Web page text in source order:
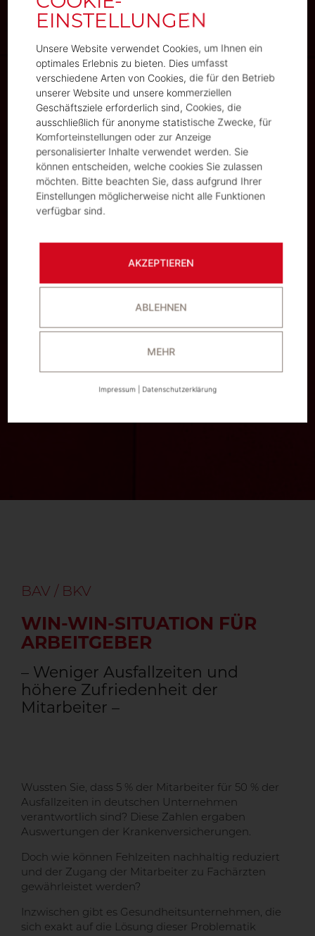
BAV / BKV
WIN-WIN-SITUATION FÜR
ARBEITGEBER
– Weniger Ausfallzeiten und
höhere Zufriedenheit der
Mitarbeiter –
Wussten Sie, dass 5 % der Mitarbeiter für 50 % der
Ausfallzeiten in deutschen Unternehmen
verantwortlich sind? Diese Zahlen ergaben
Auswertungen der Krankenversicherungen.
Doch wie können Fehlzeiten nachhaltig reduziert
und der Zugang der Mitarbeiter zu Fachärzten
gewährleistet werden?
Inzwischen gibt es Gesundheitsunternehmen, die
sich exakt auf die Lösung dieser Problematik
Unsere Website verwendet Cookies, um Ihnen ein
optimales Erlebnis zu bieten. Dies umfasst
verschiedene Arten von Cookies, die für den Betrieb
unserer Website und unsere kommerziellen
Geschäftsziele erforderlich sind, Cookies, die
ausschließlich für anonyme statistische Zwecke, für
Komforteinstellungen oder zur Anzeige
personalisierter Inhalte verwendet werden. Sie
können entscheiden, welche cookies Sie zulassen
möchten. Bitte beachten Sie, dass aufgrund Ihrer
Einstellungen möglicherweise nicht alle Funktionen
verfügbar sind.
AKZEPTIEREN
ABLEHNEN
MEHR
Impressum Datenschutzerklärung